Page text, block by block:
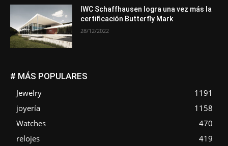
IWC Schaffhausen logra una vez más la
certificación Butterfly Mark
28/12/2022
# MÁS POPULARES
Jewelry
1191
joyería
1158
Watches
470
relojes
419